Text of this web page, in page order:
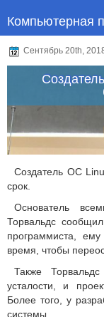
Компьютерная
Сентябрь 20th,
Создатель ОС
срок.
Основатель
Торвальдс
программиста,
время, чтобы
Также
усталости, и
Более того, у
системы.